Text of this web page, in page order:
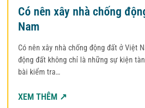
Có nên xây nhà chống
Nam
Có nên xây nhà chống động đất ở Việt
động đất không chỉ là những sự kiện
bài kiểm tra…
XEM THÊM ↗